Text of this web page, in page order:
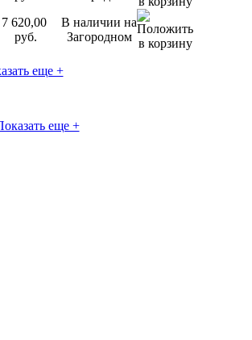
7 620,00
руб.
В наличии на
Загородном
еще +
еще +